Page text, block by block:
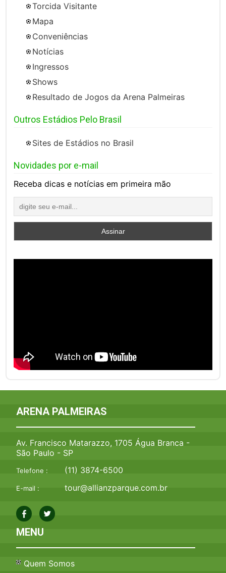
Torcida Visitante
Mapa
Conveniências
Notícias
Ingressos
Shows
Resultado de Jogos da Arena Palmeiras
Outros Estádios Pelo Brasil
Sites de Estádios no Brasil
Novidades por e-mail
Receba dicas e notícias em primeira mão
ARENA PALMEIRAS
Av. Francisco Matarazzo, 1705 Água Branca -
São Paulo - SP
Telefone : (11) 3874-6500
E-mail : tour@allianzparque.com.br
MENU
Quem Somos